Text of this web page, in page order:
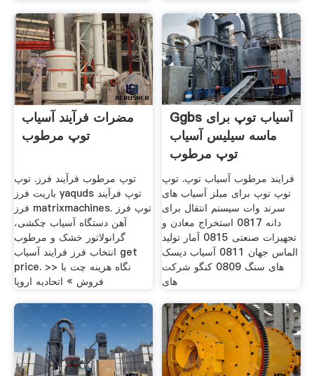
مضرات فرآیند آسیاب
توپ مرطوب
توپ مرطوب فرآیند فرز. توپ
باریت فرز yaquds توپ فرآیند
فرز matrixmachines. توپ فرز
آهن دستگاه آسیاب چکشی،
گرانولاتور خشک و مرطوب
انتخاب فرز فرایند آسیاب get
price. >> نگاه هزینه چت با
فروش » اتحادیه اروپا
Ggbs آسیاب توپ برای
ماسه سیلیس آسیاب
توپ مرطوب
فرایند مرطوب آسیاب توپ. توپ
توپ توپ برای میلز آسیاب های
سرند وات سیستم انتقال برای
دانه 0817 استخراج معادن و
تجهیزات صنعتی 0815 آمار تولید
الماس جهان 0811 آسیاب دیسک
های سنگ 0809 کنگو شرکت
های